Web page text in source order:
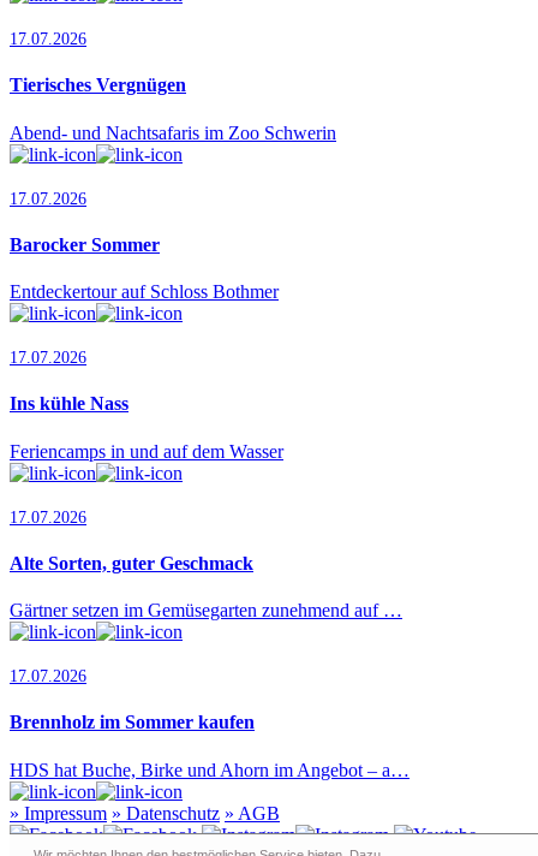
17.07.2026
Tierisches Vergnügen
Abend- und Nachtsafaris im Zoo Schwerin
17.07.2026
Barocker Sommer
Entdeckertour auf Schloss Bothmer
17.07.2026
Ins kühle Nass
Feriencamps in und auf dem Wasser
17.07.2026
Alte Sorten, guter Geschmack
Gärtner setzen im Gemüsegarten zunehmend auf …
17.07.2026
Brennholz im Sommer kaufen
HDS hat Buche, Birke und Ahorn im Angebot – a…
» Impressum » Datenschutz » AGB